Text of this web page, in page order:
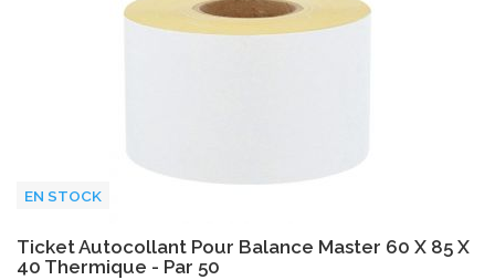
EN STOCK
Ticket Autocollant Pour Balance Master 60 X 85 X
40 Thermique - Par 50